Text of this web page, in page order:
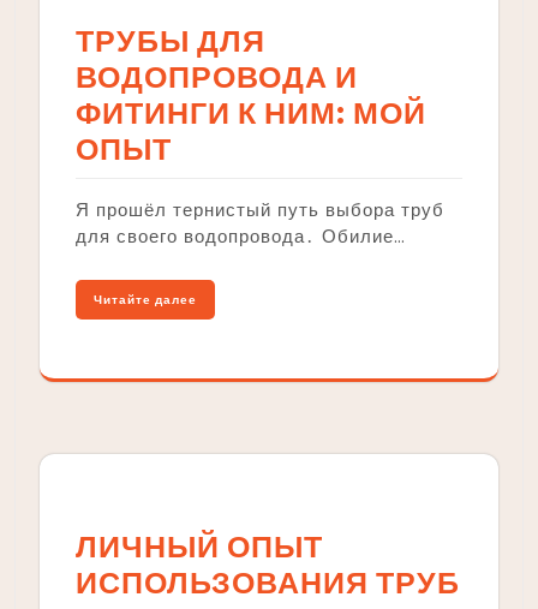
ТРУБЫ ДЛЯ
ВОДОПРОВОДА И
ФИТИНГИ К НИМ: МОЙ
ОПЫТ
Я прошёл тернистый путь выбора труб
для своего водопровода․ Обилие…
Читайте далее
ЛИЧНЫЙ ОПЫТ
ИСПОЛЬЗОВАНИЯ ТРУБ